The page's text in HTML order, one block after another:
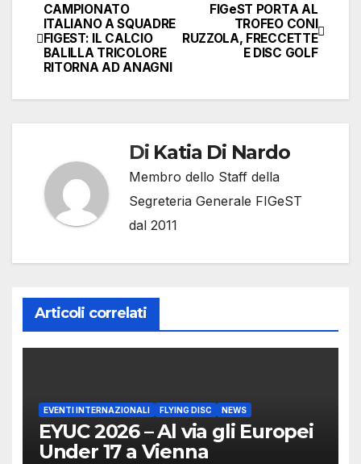
Navigazione
articoli
FIGeST PORTA AL
TROFEO CONI
RUZZOLA, FRECCETTE
E DISC GOLF
CAMPIONATO
ITALIANO A SQUADRE
FIGEST: IL CALCIO
BALILLA TRICOLORE
RITORNA AD ANAGNI
Di Katia Di Nardo
Membro dello Staff della
Segreteria Generale FIGeST
dal 2011
Articoli correlati
EVENTI INTERNAZIONALI FLYING DISC NEWS
EYUC 2026 – Al via gli Europei
Under 17 a Vienna